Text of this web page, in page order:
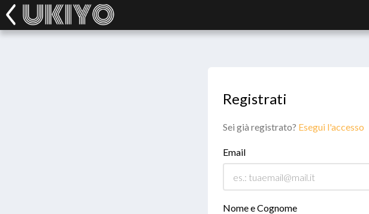
Registrati
Sei già registrato? Esegui l'accesso
Email
Nome e Cognome